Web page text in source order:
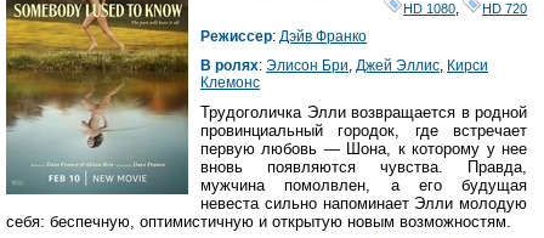
HD 1080 HD 720
Режиссер: Дэйв Франко
В ролях: Элисон Бри, Джей Эллис, Кирси
Клемонс
Трудоголичка Элли возвращается в родной
провинциальный городок, где встречает
первую любовь — Шона, к которому у нее
вновь появляются чувства. Правда,
мужчина помолвлен, а его будущая
невеста сильно напоминает Элли молодую
себя: беспечную, оптимистичную и открытую новым возможностям.